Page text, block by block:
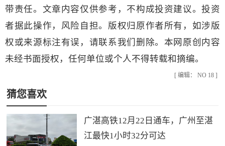
带责任。文章内容仅供参考，不构成投资建议。投资
者据此操作，风险自担。版权归原作者所有，如涉版
权或来源标注有误，请联系我们删除。本网原创内容
未经书面授权，任何单位或个人不得转载和摘编。
[ 编辑： NO 18 ]
猜您喜欢
广湛高铁12月22日通车，广州至湛
江最快1小时32分可达